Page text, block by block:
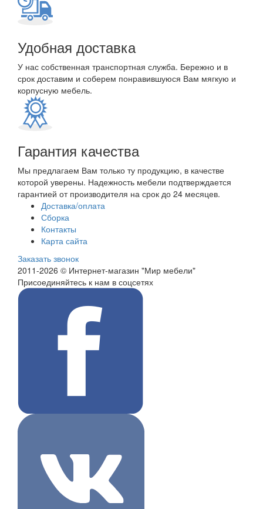
Удобная доставка
У нас собственная транспортная служба. Бережно и в
срок доставим и соберем понравившуюся Вам мягкую и
корпусную мебель.
Гарантия качества
Мы предлагаем Вам только ту продукцию, в качестве
которой уверены. Надежность мебели подтверждается
гарантией от производителя на срок до 24 месяцев.
Доставка/оплата
Сборка
Контакты
Карта сайта
Заказать звонок
2011-2026 © Интернет-магазин "Мир мебели"
Присоединяйтесь к нам в соцсетях